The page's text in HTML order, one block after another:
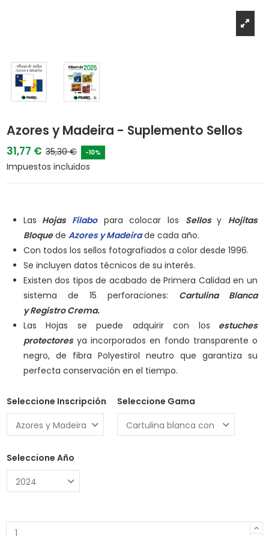
Azores y Madeira - Suplemento Sellos
31,77 € 35,30 € -10%
Impuestos incluidos
Las Hojas Filabo para colocar los Sellos y Hojitas
Bloquede Azores y Madeira de cada año.
Con todos los sellos fotografiados a color desde 1996.
Se incluyen datos técnicos de su interés.
Existen dos tipos de acabado de Primera Calidad en un
sistema de 15 perforaciones: Cartulina Blanca
yRegistro Crema.
Las Hojas se puede adquirir con los estuches
protectoresya incorporados en fondo transparente o
negro, de fibra Polyestirol neutro que garantiza su
perfecta conservación en el tiempo.
Seleccione Inscripción Seleccione Gama
Seleccione Año